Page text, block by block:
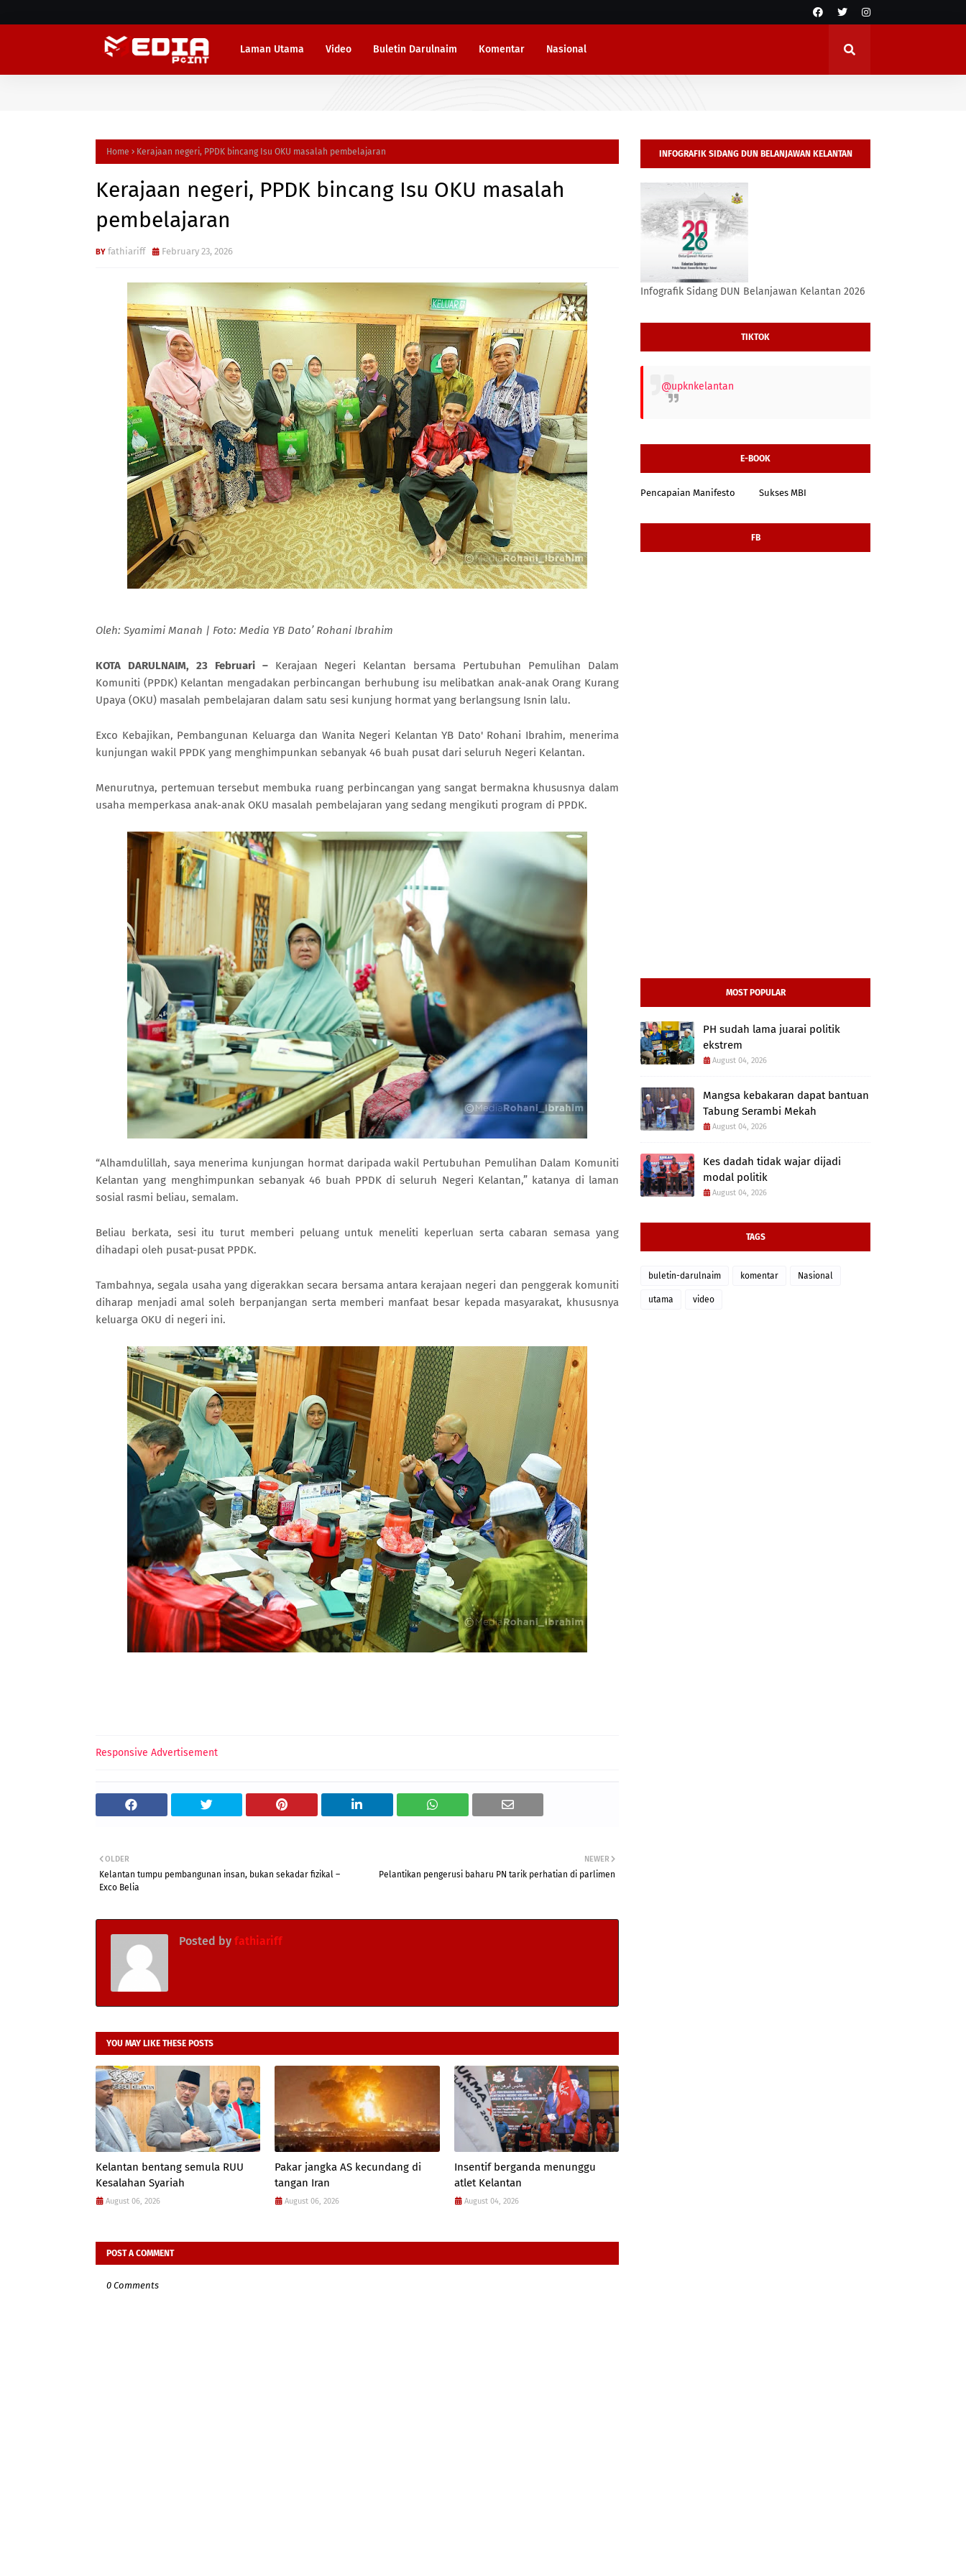
Laman Utama Video Buletin Darulnaim Komentar Nasional
Home Kerajaan negeri, PPDK bincang Isu OKU masalah pembelajaran
Kerajaan negeri, PPDK bincang Isu OKU masalah
pembelajaran
fathiariff February 23, 2026
Oleh: Syamimi Manah | Foto: Media YB Dato’ Rohani Ibrahim
KOTA DARULNAIM, 23 Februari –Kerajaan Negeri Kelantan bersama Pertubuhan Pemulihan Dalam
Komuniti (PPDK) Kelantan mengadakan perbincangan berhubung isu melibatkan anak-anak Orang Kurang
Upaya (OKU) masalah pembelajaran dalam satu sesi kunjung hormat yang berlangsung Isnin lalu.
Exco Kebajikan, Pembangunan Keluarga dan Wanita Negeri Kelantan YB Dato' Rohani Ibrahim, menerima
kunjungan wakil PPDK yang menghimpunkan sebanyak 46 buah pusat dari seluruh Negeri Kelantan.
Menurutnya, pertemuan tersebut membuka ruang perbincangan yang sangat bermakna khususnya dalam
usaha memperkasa anak-anak OKU masalah pembelajaran yang sedang mengikuti program di PPDK.
“Alhamdulillah, saya menerima kunjungan hormat daripada wakil Pertubuhan Pemulihan Dalam Komuniti
Kelantan yang menghimpunkan sebanyak 46 buah PPDK di seluruh Negeri Kelantan,” katanya di laman
sosial rasmi beliau, semalam.
Beliau berkata, sesi itu turut memberi peluang untuk meneliti keperluan serta cabaran semasa yang
dihadapi oleh pusat-pusat PPDK.
Tambahnya, segala usaha yang digerakkan secara bersama antara kerajaan negeri dan penggerak komuniti
diharap menjadi amal soleh berpanjangan serta memberi manfaat besar kepada masyarakat, khususnya
keluarga OKU di negeri ini.
Responsive Advertisement
NEWER
Pelantikan pengerusi baharu PN tarik perhatian di parlimen
OLDER
Kelantan tumpu pembangunan insan, bukan sekadar fizikal –
Exco Belia
Posted by fathiariff
YOU MAY LIKE THESE POSTS
Kelantan bentang semula RUU
Kesalahan Syariah
August 06, 2026
Pakar jangka AS kecundang di
tangan Iran
August 06, 2026
Insentif berganda menunggu
atlet Kelantan
August 04, 2026
POST A COMMENT
0 Comments
INFOGRAFIK SIDANG DUN BELANJAWAN KELANTAN
2026
Infografik Sidang DUN Belanjawan Kelantan 2026
TIKTOK
@upknkelantan
E-BOOK
Pencapaian Manifesto Sukses MBI
FB
MOST POPULAR
PH sudah lama juarai politik
ekstrem
August 04, 2026
Mangsa kebakaran dapat bantuan
Tabung Serambi Mekah
August 04, 2026
Kes dadah tidak wajar dijadi
modal politik
August 04, 2026
TAGS
buletin-darulnaim komentar Nasional
utama video